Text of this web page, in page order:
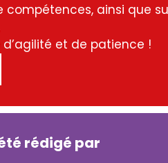
compétences, ainsi que
d’agilité et de patience !
rédigé par